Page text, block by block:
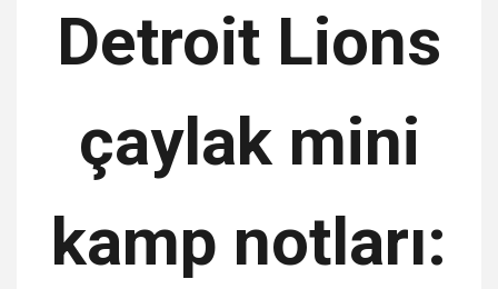
Detroit Lions
çaylak mini
kamp notları: